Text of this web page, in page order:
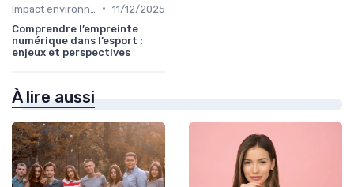
• 11/12/2025
Comprendre l’empreinte
numérique dans l’esport :
enjeux et perspectives
À lire aussi